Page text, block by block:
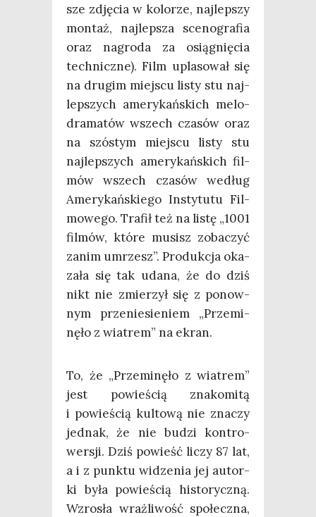
sze zdję­cia w kolo­rze, naj­lep­szy
mon­taż, naj­lep­sza sce­no­gra­fia
oraz nagro­da za osią­gnię­cia
tech­nicz­ne). Film upla­so­wał się
na dru­gim miej­scu listy stu naj­
lep­szych ame­ry­kań­skich melo­
dra­ma­tów wszech cza­sów oraz
na szó­stym miej­scu listy stu
naj­lep­szych ame­ry­kań­skich fil­
mów wszech cza­sów według
Ame­ry­kań­skie­go Insty­tu­tu Fil­
mo­we­go. Tra­fił też na listę „1001
fil­mów, któ­re musisz zoba­czyć
zanim umrzesz”. Pro­duk­cja oka­
za­ła się tak uda­na, że do dziś
nikt nie zmie­rzył się z ponow­
nym prze­nie­sie­niem „Prze­mi­
nę­ło z wia­trem” na ekran.
To, że „Prze­mi­nę­ło z wia­trem”
jest powie­ścią zna­ko­mi­tą
i powie­ścią kul­to­wą nie zna­czy
jed­nak, że nie budzi kon­tro­
wer­sji. Dziś powieść liczy 87 lat,
a i z punk­tu widze­nia jej autor­
ki była powie­ścią histo­rycz­ną.
Wzro­sła wraż­li­wość spo­łecz­na,